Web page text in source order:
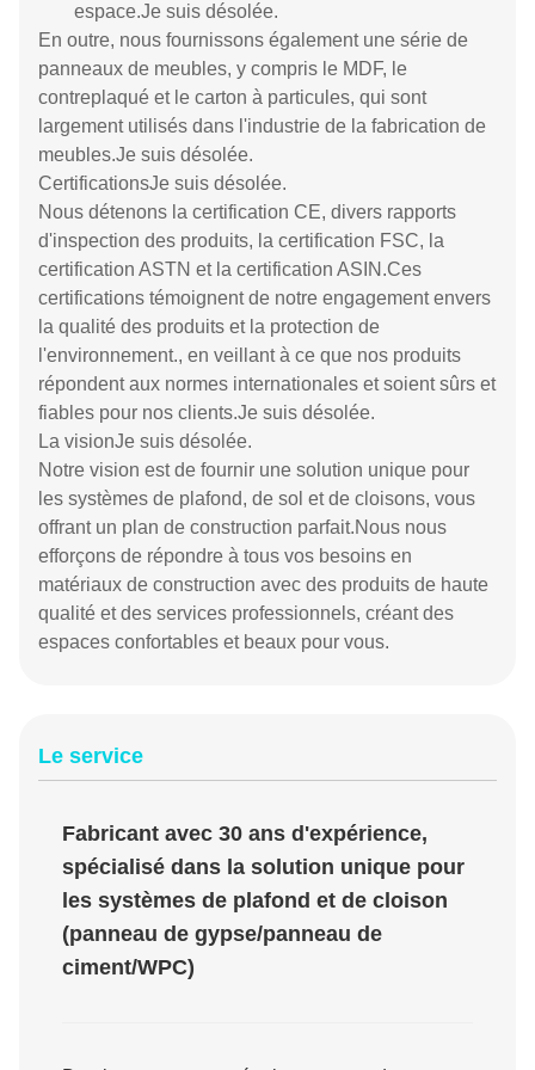
espace.Je suis désolée.
En outre, nous fournissons également une série de
panneaux de meubles, y compris le MDF, le
contreplaqué et le carton à particules, qui sont
largement utilisés dans l'industrie de la fabrication de
meubles.Je suis désolée.
CertificationsJe suis désolée.
Nous détenons la certification CE, divers rapports
d'inspection des produits, la certification FSC, la
certification ASTN et la certification ASIN.Ces
certifications témoignent de notre engagement envers
la qualité des produits et la protection de
l'environnement., en veillant à ce que nos produits
répondent aux normes internationales et soient sûrs et
fiables pour nos clients.Je suis désolée.
La visionJe suis désolée.
Notre vision est de fournir une solution unique pour
les systèmes de plafond, de sol et de cloisons, vous
offrant un plan de construction parfait.Nous nous
efforçons de répondre à tous vos besoins en
matériaux de construction avec des produits de haute
qualité et des services professionnels, créant des
espaces confortables et beaux pour vous.
Le service
Fabricant avec 30 ans d'expérience,
spécialisé dans la solution unique pour
les systèmes de plafond et de cloison
(panneau de gypse/panneau de
ciment/WPC)